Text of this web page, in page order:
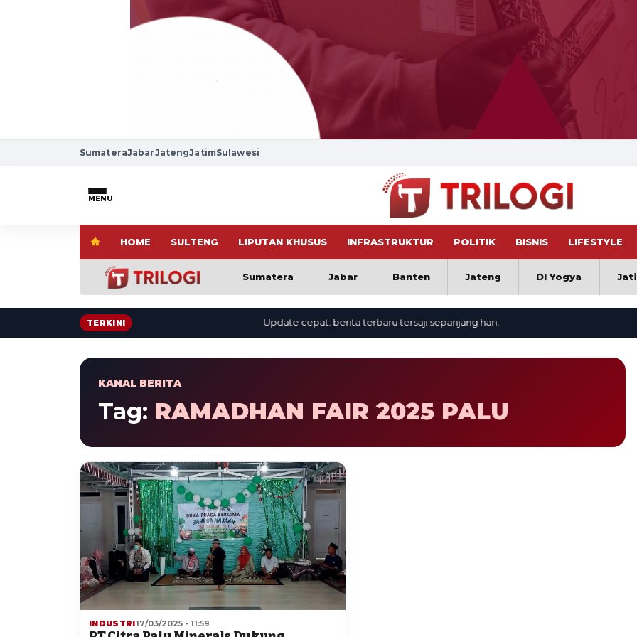
SumateraJabarJatengJatimSulawesi
MENU
HOME SULTENG LIPUTAN KHUSUS INFRASTRUKTUR POLITIK BISNIS LIFESTYLE
Sumatera Jabar Banten Jateng DI Yogya
TERKINI Update cepat: berita terbaru tersaji sepanjang hari.
KANAL BERITA
Tag: RAMADHAN FAIR 2025 PALU
INDUSTRI17/03/2025 - 11:59